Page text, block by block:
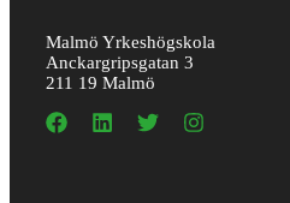
Malmö Yrkeshögskola
Anckargripsgatan 3
211 19 Malmö